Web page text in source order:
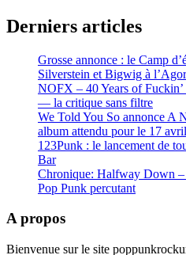
Derniers articles
Grosse annonce : le Camp
Silverstein et Bigwig à
NOFX – 40 Years of
— la critique sans filtre
We Told You So annonce A
album attendu pour le 17
123Punk : le lancement de
Bar
Chronique: Halfway Down
Pop Punk percutant
A propos
Bienvenue sur le site